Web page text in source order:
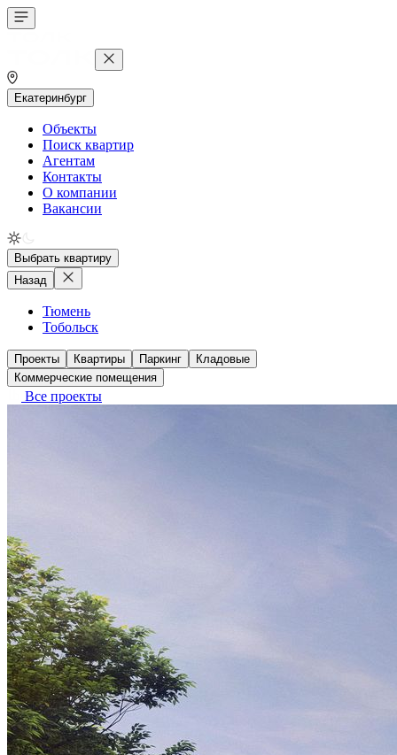
Екатеринбург
Объекты
Поиск квартир
Агентам
Контакты
О компании
Вакансии
Выбрать квартиру
Назад
Тюмень
Тобольск
Проекты Квартиры Паркинг
Кладовые
Коммерческие помещения
Все проекты